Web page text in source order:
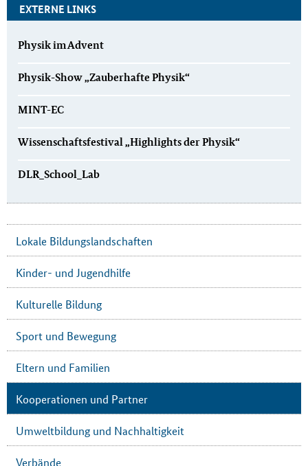
EXTERNE LINKS
Physik im Advent
Physik-Show „Zauberhafte Physik“
MINT-EC
Wissenschaftsfestival „Highlights der Physik“
DLR_School_Lab
Lokale Bildungslandschaften
Kinder- und Jugendhilfe
Kulturelle Bildung
Sport und Bewegung
Eltern und Familien
Kooperationen und Partner
Umweltbildung und Nachhaltigkeit
Verbände